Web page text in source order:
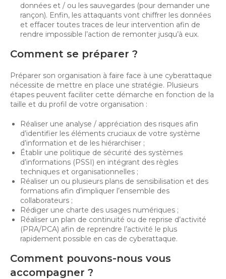
données et / ou les sauvegardes (pour demander une
rançon). Enfin, les attaquants vont chiffrer les données
et effacer toutes traces de leur intervention afin de
rendre impossible l’action de remonter jusqu’à eux.
Comment se préparer ?
Préparer son organisation à faire face à une cyberattaque
nécessite de mettre en place une stratégie. Plusieurs
étapes peuvent faciliter cette démarche en fonction de la
taille et du profil de votre organisation :
Réaliser une analyse / appréciation des risques afin
d’identifier les éléments cruciaux de votre système
d’information et de les hiérarchiser ;
Établir une politique de sécurité des systèmes
d’informations (PSSI) en intégrant des règles
techniques et organisationnelles ;
Réaliser un ou plusieurs plans de sensibilisation et des
formations afin d’impliquer l’ensemble des
collaborateurs ;
Rédiger une charte des usages numériques ;
Réaliser un plan de continuité ou de reprise d’activité
(PRA/PCA) afin de reprendre l’activité le plus
rapidement possible en cas de cyberattaque.
Comment pouvons-nous vous
accompagner ?